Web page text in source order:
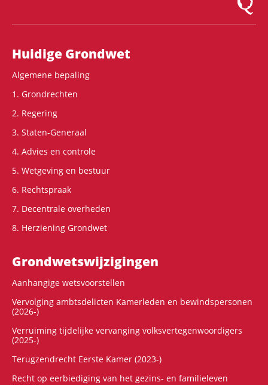
Hoofdnavigatie
Huidige Grondwet
Algemene bepaling
1. Grondrechten
2. Regering
3. Staten-Generaal
4. Advies en controle
5. Wetgeving en bestuur
6. Rechtspraak
7. Decentrale overheden
8. Herziening Grondwet
Grondwets­wijzigingen
Aanhangige wetsvoorstellen
Vervolging ambtsdelicten Kamerleden en bewindspersonen
(2026-)
Verruiming tijdelijke vervanging volksvertegenwoordigers
(2025-)
Terugzendrecht Eerste Kamer (2023-)
Recht op eerbiediging van het gezins- en familieleven